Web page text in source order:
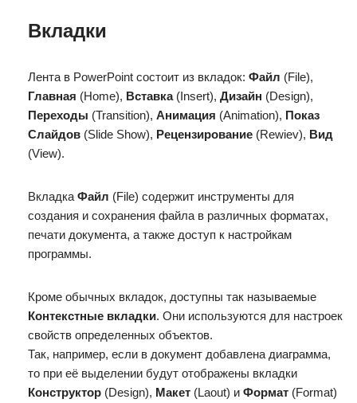
Вкладки
Лента в PowerPoint состоит из вкладок: Файл (File),
Главная (Home), Вставка(Insert), Дизайн (Design),
Переходы (Transition), Анимация (Animation), Показ
Слайдов (Slide Show), Рецензирование (Rewiev), Вид
(View).
Вкладка Файл (File) содержит инструменты для
создания и сохранения файла в различных форматах,
печати документа, а также доступ к настройкам
программы.
Кроме обычных вкладок, доступны так называемые
Контекстные вкладки. Они используются для настроек
свойств определенных объектов.
Так, например, если в документ добавлена диаграмма,
то при её выделении будут отображены вкладки
Конструктор (Design), Макет (Laout) и Формат (Format)